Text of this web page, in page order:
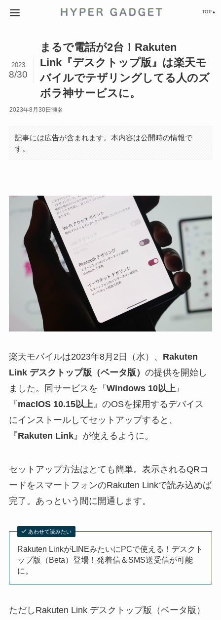
TOP▲
まるで電話が2台！Rakuten
Link『デスクトップ版』は楽天モ
バイルでテザリングしてる人のズ
ボラ神サービスに。
2023
8/30
2023年8月30日 瀬名
記事には広告が含まれます。本内容は公開時の情報で
す。
楽天モバイルは2023年8月2日（水）、 Rakuten
Link デスクトップ版（ベータ版） の提供を開始し
ました。同サービスを『Windows 10以上』
『macIOS 10.15以上』のOSを採用するデバイス
にインストールしてセットアップすると、
『Rakuten Link』が使えるように。
セットアップ方法はとても簡単。表示されるQRコ
ードをスマートフォンのRakuten Linkで読み込めば
完了。あっという間に開通します。
あわせて読みたい
Rakuten LinkがLINEみたいにPCで使える！デスクト
ップ版（Beta）登場！発着信＆SMS送受信が可能
に。
ただしRakuten Link デスクトップ版（ベータ版）